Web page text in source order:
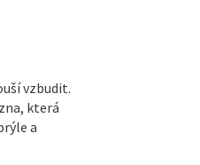
vzbudit.
která
a